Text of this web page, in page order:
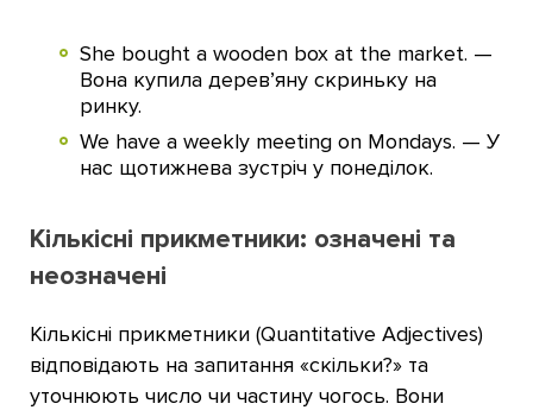
She bought a wooden box at the market. —
Вона купила дерев’яну скриньку на
ринку.
We have a weekly meeting on Mondays. — У
нас щотижнева зустріч у понеділок.
Кількісні прикметники: означені та
неозначені
Кількісні прикметники (Quantitative Adjectives)
відповідають на запитання «скільки?» та
уточнюють число чи частину чогось. Вони